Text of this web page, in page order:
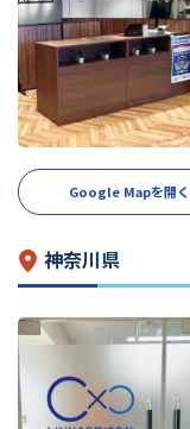
Google Mapを開く
神奈川県